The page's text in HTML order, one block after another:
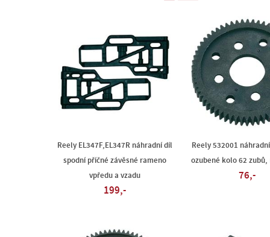
Reely EL347F,EL347R náhradní díl
spodní příčné závěsné rameno
vpředu a vzadu
199,-
Reely 532001
ozubené kolo 62 zubů,
76,-